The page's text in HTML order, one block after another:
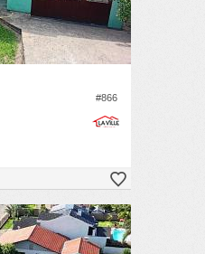
#866